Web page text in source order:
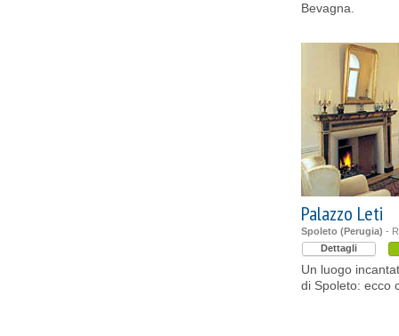
Bevagna.
Palazzo Leti
Spoleto (Perugia) -
Dettagli
Un luogo
di Spoleto: ecco